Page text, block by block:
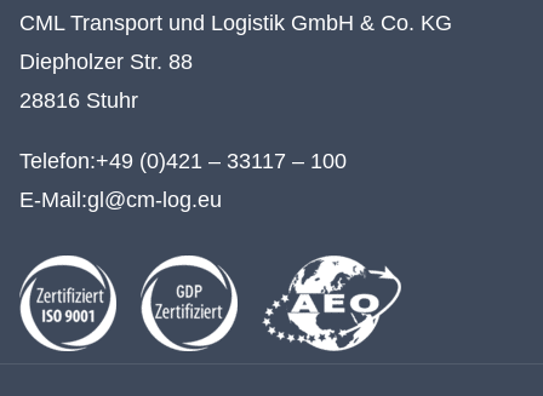
CML Transport und Logistik GmbH & Co. KG
Diepholzer Str. 88
28816 Stuhr
Telefon:+49 (0)421 – 33117 – 100
E-Mail:gl@cm-log.eu